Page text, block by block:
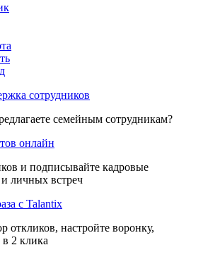
сотрудников
семейным сотрудникам?
онлайн
и подписывайте кадровые
личных встреч
с Talantix
откликов, настройте воронку,
2 клика